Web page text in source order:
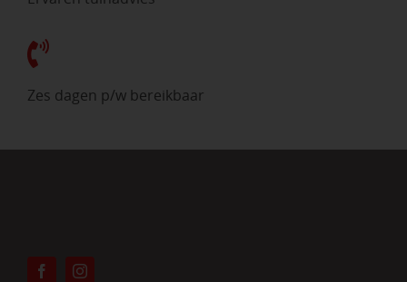
Zes dagen p/w bereikbaar